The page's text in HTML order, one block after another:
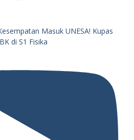
Masuk UNESA! Kupas
di S1 Fisika